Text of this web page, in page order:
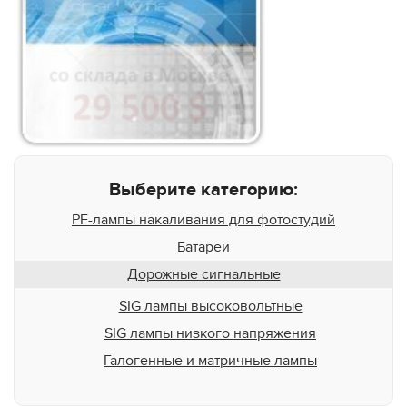
Выберите категорию:
PF-лампы накаливания для фотостудий
Батареи
Дорожные сигнальные
SIG лампы высоковольтные
SIG лампы низкого напряжения
Галогенные и матричные лампы